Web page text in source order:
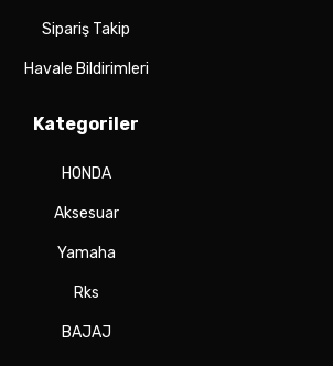
Sipariş Takip
Havale Bildirimleri
Kategoriler
HONDA
Aksesuar
Yamaha
Rks
BAJAJ